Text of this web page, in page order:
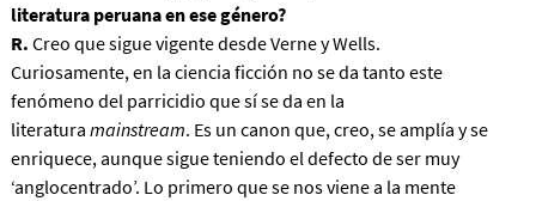
literatura peruana en ese género?
R. Creo que sigue vigente desde Verne y Wells.
Curiosamente, en la ciencia ficción no se da tanto este
fenómeno del parricidio que sí se da en la
literatura mainstream. Es un canon que, creo, se amplía y se
enriquece, aunque sigue teniendo el defecto de ser muy
‘anglocentrado’. Lo primero que se nos viene a la mente